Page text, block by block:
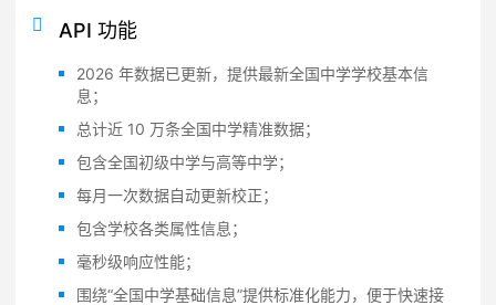
API 功能
2026 年数据已更新，提供最新全国中学学校基本信
息；
总计近 10 万条全国中学精准数据；
包含全国初级中学与高等中学；
每月一次数据自动更新校正；
包含学校各类属性信息；
毫秒级响应性能；
围绕“全国中学基础信息”提供标准化能力，便于快速接